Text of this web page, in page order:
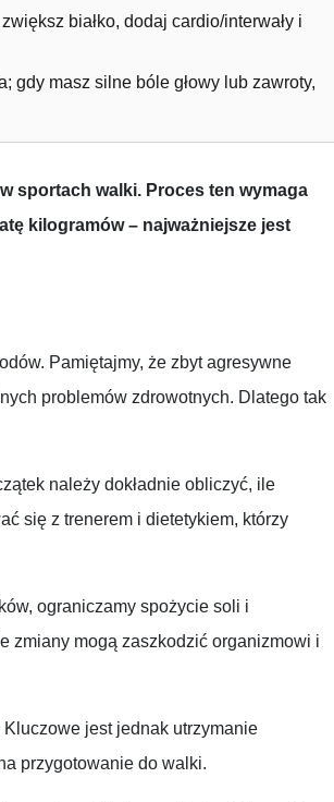
białko, dodaj cardio/interwały i
gdy masz silne bóle głowy lub zawroty,
sportach walki. Proces ten wymaga
kilogramów – najważniejsze jest
Pamiętajmy, że zbyt agresywne
problemów zdrowotnych. Dlatego tak
należy dokładnie obliczyć, ile
się z trenerem i dietetykiem, którzy
ograniczamy spożycie soli i
zmiany mogą zaszkodzić organizmowi i
jest jednak utrzymanie
przygotowanie do walki.